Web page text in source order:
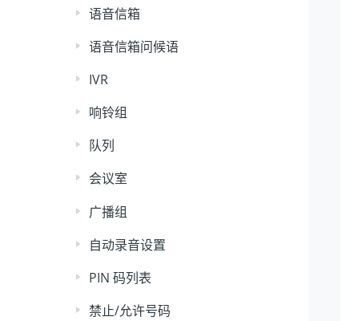
语音信箱
语音信箱问候语
IVR
响铃组
队列
会议室
广播组
自动录音设置
PIN 码列表
禁止/允许号码